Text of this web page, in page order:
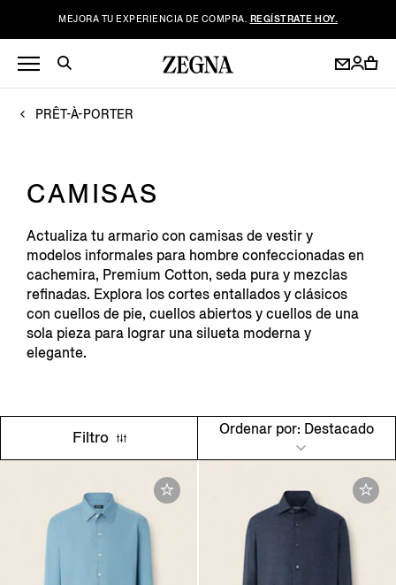
MEJORA TU EXPERIENCIA DE COMPRA. REGÍSTRATE HOY.
PRÊT-À-PORTER
CAMISAS
Actualiza tu armario con camisas de vestir y
modelos informales para hombre confeccionadas en
cachemira, Premium Cotton, seda pura y mezclas
refinadas. Explora los cortes entallados y clásicos
con cuellos de pie, cuellos abiertos y cuellos de una
sola pieza para lograr una silueta moderna y
elegante.
Filtro Ordenar por: Destacado